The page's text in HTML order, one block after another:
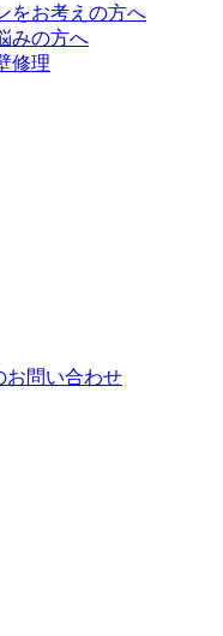
をお考えの方へ
みの方へ
修理